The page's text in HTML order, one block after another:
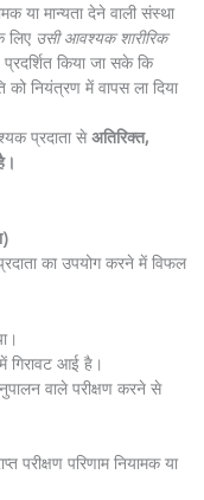
या मान्यता देने वाली संस्था
उसी आवश्यक शारीरिक
किया जा सके कि
को नियंत्रण में वापस ला दिया
प्रदाता सेअतिरिक्त,
प्रदाता का उपयोग करने में विफल
गिरावट आई है।
वाले परीक्षण करने से
परीक्षण परिणाम नियामक या